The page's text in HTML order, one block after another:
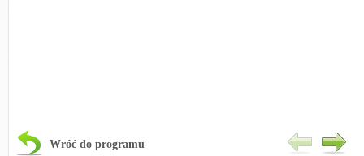
Wróć do programu